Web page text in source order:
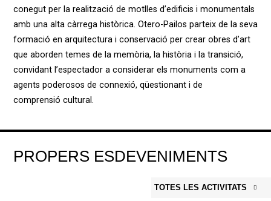
conegut per la realització de motlles d’edificis i monumentals
amb una alta càrrega històrica. Otero-Pailos parteix de la seva
formació en arquitectura i conservació per crear obres d’art
que aborden temes de la memòria, la història i la transició,
convidant l’espectador a considerar els monuments com a
agents poderosos de connexió, qüestionant i de
comprensió cultural.
PROPERS ESDEVENIMENTS
TOTES LES ACTIVITATS